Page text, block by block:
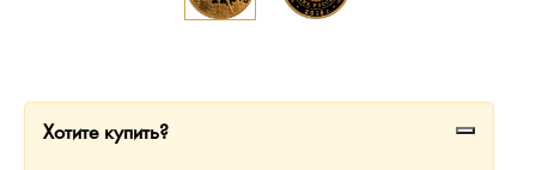
Хотите купить?